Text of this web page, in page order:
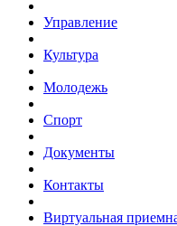
Управление
Культура
Молодежь
Спорт
Документы
Контакты
Виртуальная